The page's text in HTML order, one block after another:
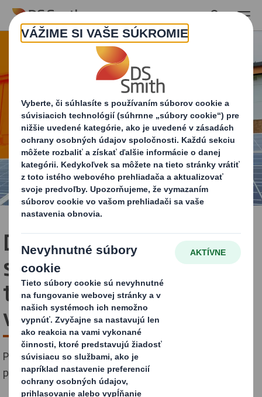
Skip to main content
Dosahujeme ciele
stratégie udržateľnosti
teraz, aby sme boli lídrami
v budúcnosti
Podnikáme kroky dnes, aby sme sa stali vodcami v
prechode na nízkouhlíkové obehové hospodárstvo.